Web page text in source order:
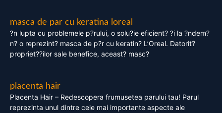
masca de par cu keratina loreal
?n lupta cu problemele p?rului, o solu?ie eficient? ?i la ?ndem?
n? o reprezint? masca de p?r cu keratin? L’Oreal. Datorit?
propriet??ilor sale benefice, aceast? masc?
placenta hair
Placenta Hair – Redescopera frumusetea parului tau! Parul
reprezinta unul dintre cele mai importante aspecte ale